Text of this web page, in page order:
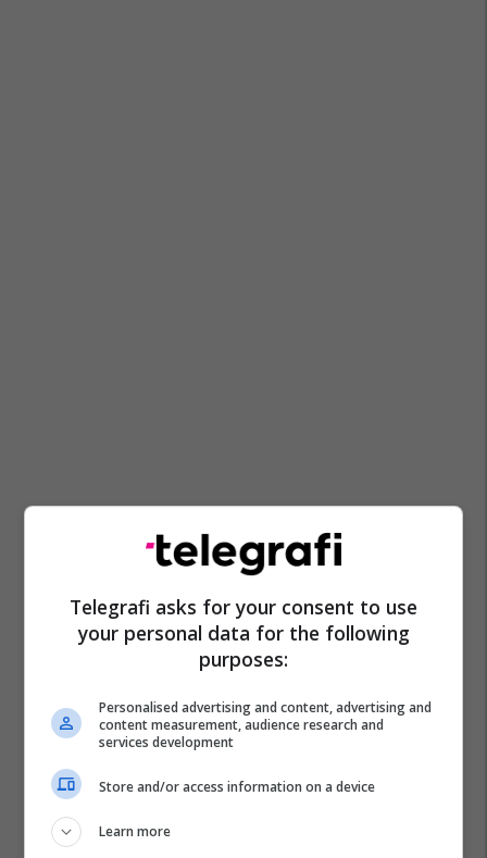
Telegrafi asks for your consent to use
your personal data for the following
purposes:
Personalised advertising and content, advertising and
content measurement, audience research and
services development
Store and/or access information on a device
Learn more